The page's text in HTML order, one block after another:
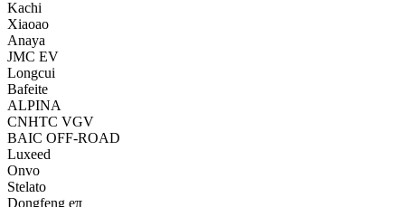
Kachi
Xiaoao
Anaya
JMC EV
Longcui
Bafeite
ALPINA
CNHTC VGV
BAIC OFF-ROAD
Luxeed
Onvo
Stelato
Dongfeng eπ